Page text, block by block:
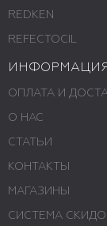
REDKEN
REFECTOCIL
ОПЛАТА И
О НАС
СТАТЬИ
КОНТАКТЫ
МАГАЗИНЫ
СИСТЕМА